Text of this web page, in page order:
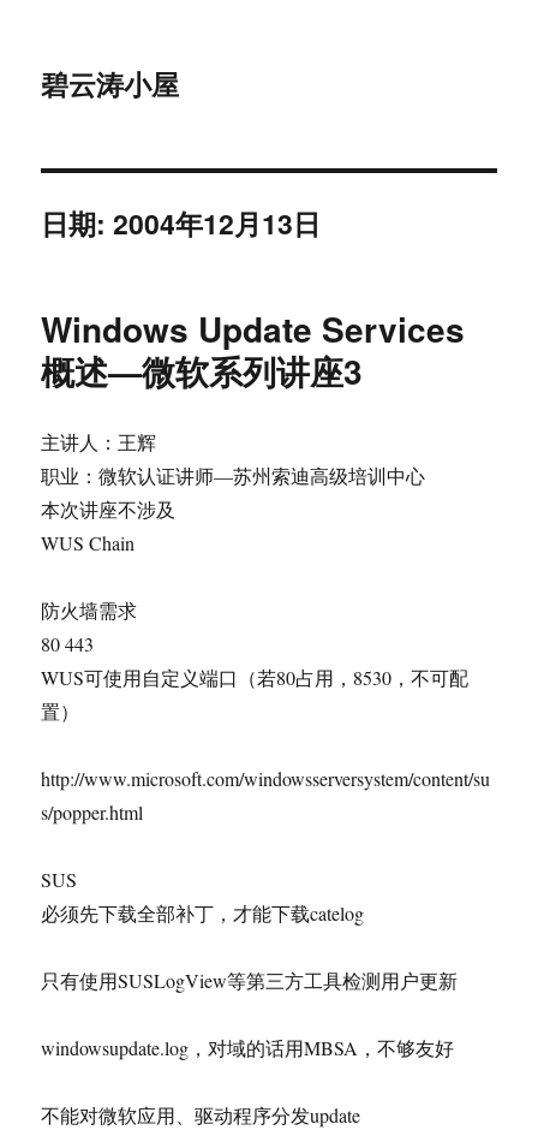
碧云涛小屋
日期:2004年12月13日
Windows Update Services
概述—微软系列讲座3
主讲人：王辉
职业：微软认证讲师—苏州索迪高级培训中心
本次讲座不涉及
WUS Chain
防火墙需求
80 443
WUS可使用自定义端口（若80占用，8530，不可配
置）
http://www.microsoft.com/windowsserversystem/content/su
s/popper.html
SUS
必须先下载全部补丁，才能下载catelog
只有使用SUSLogView等第三方工具检测用户更新
windowsupdate.log，对域的话用MBSA，不够友好
不能对微软应用、驱动程序分发update